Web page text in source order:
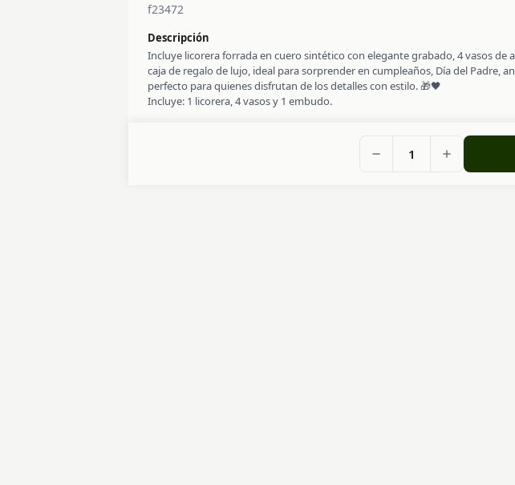
f23472
Descripción
Incluye licorera forrada en cuero sintético con elegante grabado, 4 vasos
caja de regalo de lujo, ideal para sorprender en cumpleaños, Día del Padre,
perfecto para quienes disfrutan de los detalles con estilo. 🎁🖤
Incluye: 1 licorera, 4 vasos y 1 embudo.
1